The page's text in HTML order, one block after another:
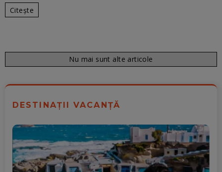
Citește
Nu mai sunt alte articole
DESTINAȚII VACANȚĂ